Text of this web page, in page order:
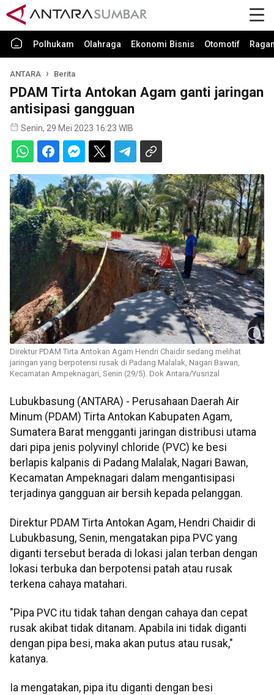
Polhukam Olahraga Ekonomi Bisnis Otomotif
ANTARA Berita
PDAM Tirta Antokan Agam ganti jaringan
antisipasi gangguan
Senin, 29 Mei 2023 16:23 WIB
Direktur PDAM Tirta Antokan Agam Hendri Chaidir sedang melihat
jaringan yang berpotensi rusak di Padang Malalak, Nagari Bawan,
Kecamatan Ampeknagari, Senin (29/5). Dok Antara/Yusrizal
Lubukbasung (ANTARA) - Perusahaan Daerah Air
Minum (PDAM) Tirta Antokan Kabupaten Agam,
Sumatera Barat mengganti jaringan distribusi utama
dari pipa jenis polyvinyl chloride (PVC) ke besi
berlapis kalpanis di Padang Malalak, Nagari Bawan,
Kecamatan Ampeknagari dalam mengantisipasi
terjadinya gangguan air bersih kepada pelanggan.
Direktur PDAM Tirta Antokan Agam, Hendri Chaidir di
Lubukbasung, Senin, mengatakan pipa PVC yang
diganti tersebut berada di lokasi jalan terban dengan
lokasi terbuka dan berpotensi patah atau rusak
terkena cahaya matahari.
"Pipa PVC itu tidak tahan dengan cahaya dan cepat
rusak akibat tidak ditanam. Apabila ini tidak diganti
dengan pipa besi, maka akan putus atau rusak,"
katanya.
Ia mengatakan, pipa itu diganti dengan besi